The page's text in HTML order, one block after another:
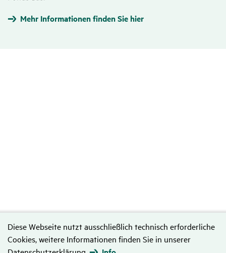
Diese Webseite nutzt ausschließlich technisch erforderliche
Cookies, weitere Informationen finden Sie in unserer
Mehr Informationen finden Sie hier